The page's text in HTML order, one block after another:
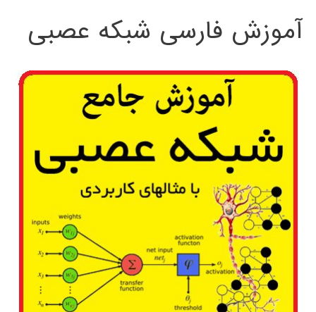
آموزش فارسی شبکه عصبی